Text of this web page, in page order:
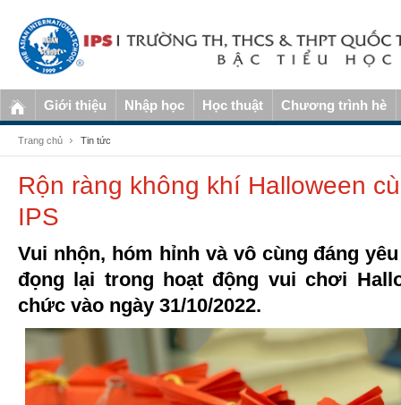
Giới thiệu Nhập học Học thuật Chương trình hè
Trang chủ Tin tức
Rộn ràng không khí Halloween
IPS
Vui nhộn, hóm hỉnh và vô cùng đáng
đọng lại trong hoạt động vui chơi
chức vào ngày 31/10/2022.